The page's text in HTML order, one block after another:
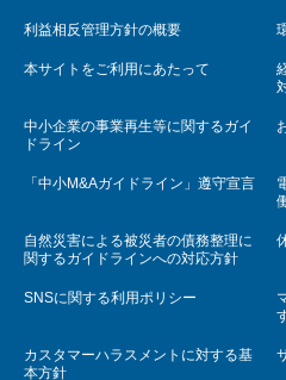
利益相反管理方針の概要
本サイトをご利用にあたって
中小企業の事業再生等に関するガイ
ドライン
「中小M&Aガイドライン」遵守宣言
自然災害による被災者の債務整理に
関するガイドラインへの対応方針
SNSに関する利用ポリシー
カスタマーハラスメントに対する基
本方針